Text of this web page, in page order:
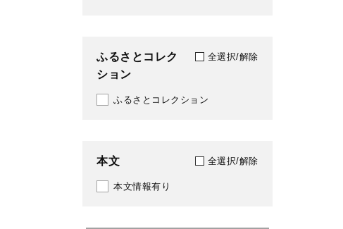
1593
1594
1596
1597
ふるさとコレク
ション
全選択/解除
ふるさとコレクション
本文 全選択/解除
本文情報有り